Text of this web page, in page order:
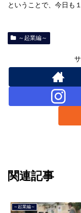
ということで、今日も
～起業編～
関連記事
～起業編～